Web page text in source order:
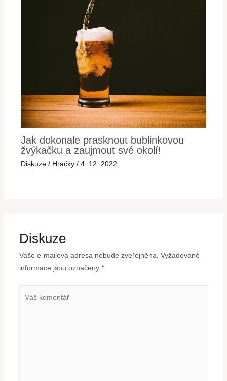
Jak dokonale prasknout bublinkovou
žvýkačku a zaujmout své okolí!
Diskuze / Hračky /4. 12. 2022
Diskuze
Vaše e-mailová adresa nebude zveřejněna. Vyžadované
informace jsou označeny *